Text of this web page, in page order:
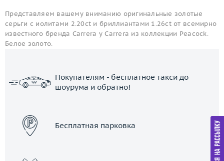
Представляем вашему вниманию оригинальные золотые
серьги с иолитами 2.20ct и бриллиантами 1.26ct от всемирно
известного бренда Carrera y Carrera из коллекции Peacock.
Белое золото.
Покупателям - бесплатное такси до
шоурума и обратно!
Бесплатная парковка